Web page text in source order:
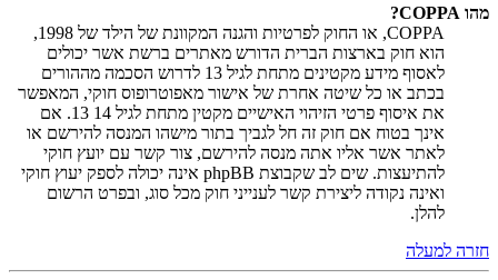
מהו COPPA?
COPPA, או החוק לפרטיות והגנה המקוונת של הילד של 1998,
הוא חוק בארצות הברית הדורש מאתרים ברשת אשר יכולים
לאסוף מידע מקטינים מתחת לגיל 13 לדרוש הסכמה מההורים
בכתב או כל שיטה אחרת של אישור מאפוטרופוס חוקי, המאפשר
את איסוף פרטי הזיהוי האישיים מקטין מתחת לגיל 14 13. אם
אינך בטוח אם חוק זה חל לגביך בתור מישהו המנסה להירשם או
לאתר אשר אליו אתה מנסה להירשם, צור קשר עם יועץ חוקי
להתיעצות. שים לב שקבוצת phpBB אינה יכולה לספק יעוץ חוקי
ואינה נקודה ליצירת קשר לענייני חוק מכל סוג, ובפרט הרשום
להלן.
חזרה למעלה